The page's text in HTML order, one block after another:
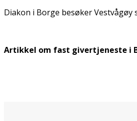
Diakon i Borge besøker
Artikkel om fast givertjeneste i